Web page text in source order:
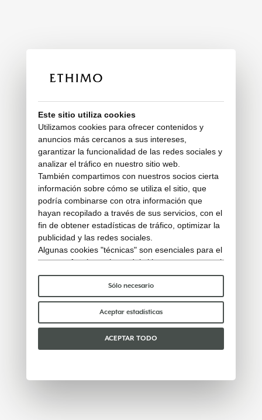
Este sitio utiliza cookies
Utilizamos cookies para ofrecer contenidos y
anuncios más cercanos a sus intereses,
garantizar la funcionalidad de las redes sociales y
analizar el tráfico en nuestro sitio web.
También compartimos con nuestros socios cierta
información sobre cómo se utiliza el sitio, que
podría combinarse con otra información que
hayan recopilado a través de sus servicios, con el
fin de obtener estadísticas de tráfico, optimizar la
publicidad y las redes sociales.
Algunas cookies "técnicas" son esenciales para el
correcto funcionamiento del sitio y no procesan ni
comparten ningún dato personal con terceros.
Para saber más puedes consultar nuestra
de cookies.
Por favor, elige qué cookies aceptar:
Sólo necesario
Aceptar estadísticas
ACEPTAR TODO